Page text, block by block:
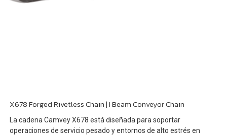
X678 Forged Rivetless Chain | I Beam Conveyor Chain
La cadena Camvey X678 está diseñada para soportar
operaciones de servicio pesado y entornos de alto estrés en